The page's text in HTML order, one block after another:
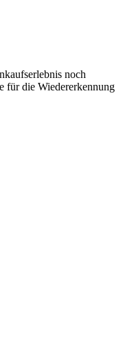
noch
für die Wiedererkennung